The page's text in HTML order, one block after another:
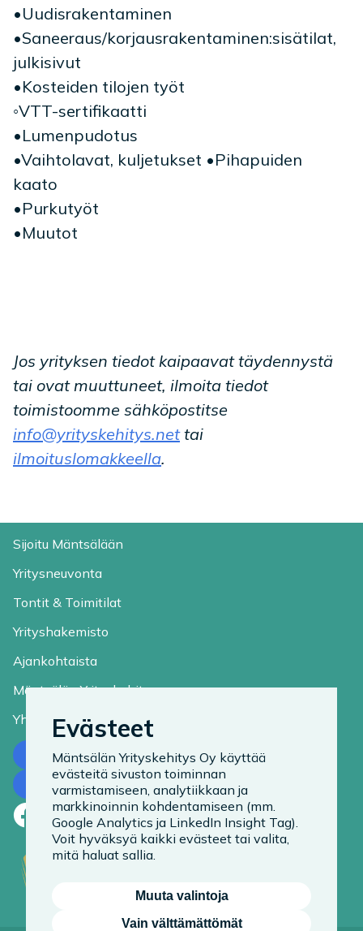
•Uudisrakentaminen
•Saneeraus/korjausrakentaminen:sisätilat,
julkisivut
•Kosteiden tilojen työt
◦VTT-sertifikaatti
•Lumenpudotus
•Vaihtolavat, kuljetukset •Pihapuiden
kaato
•Purkutyöt
•Muutot
Jos yrityksen tiedot kaipaavat täydennystä
tai ovat muuttuneet, ilmoita tiedot
toimistoomme sähköpostitse
info@yrityskehitys.nettai
ilmoituslomakkeella.
Sijoitu Mäntsälään
Yritysneuvonta
Tontit & Toimitilat
Yrityshakemisto
Ajankohtaista
Mäntsälän Yrityskehitys
Yhteystiedot
Ota yhteyttä
Tilaa uutiskirje
Facebook
LinkedIn
Instagram
Evästeet
Mäntsälän Yrityskehitys Oy käyttää
evästeitä sivuston toiminnan
varmistamiseen, analytiikkaan ja
markkinoinnin kohdentamiseen (mm.
Google Analytics ja LinkedIn Insight Tag).
Voit hyväksyä kaikki evästeet tai valita,
mitä haluat sallia.
Muuta valintoja
Vain välttämättömät